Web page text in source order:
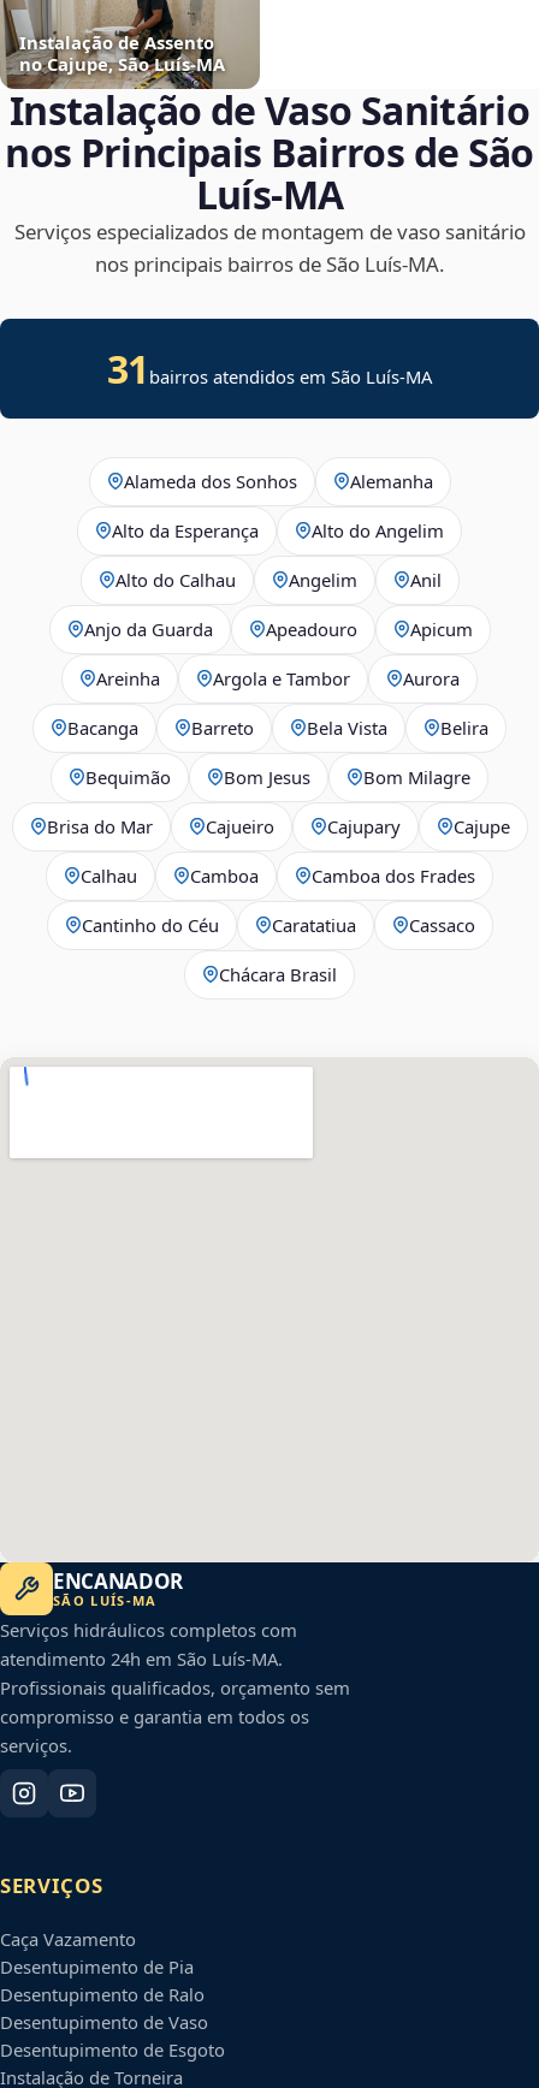
Instalação de Assento
no Cajupe, São Luís‑MA
Instalação de Vaso Sanitário
nos Principais Bairros de São
Luís‑MA
Serviços especializados de montagem de vaso sanitário
nos principais bairros de São Luís‑MA.
31 bairros atendidos em São Luís-MA
Alameda dos Sonhos Alemanha
Alto da Esperança Alto do Angelim
Alto do Calhau Angelim Anil
Anjo da Guarda Apeadouro Apicum
Areinha Argola e Tambor Aurora
Bacanga Barreto Bela Vista Belira
Bequimão Bom Jesus Bom Milagre
Brisa do Mar Cajueiro Cajupary Cajupe
Calhau Camboa Camboa dos Frades
Cantinho do Céu Caratatiua Cassaco
Chácara Brasil
ENCANADOR
SÃO LUÍS-MA
Serviços hidráulicos completos com
atendimento 24h em São Luís-MA.
Profissionais qualificados, orçamento sem
compromisso e garantia em todos os
serviços.
SERVIÇOS
Caça Vazamento
Desentupimento de Pia
Desentupimento de Ralo
Desentupimento de Vaso
Desentupimento de Esgoto
Instalação de Torneira